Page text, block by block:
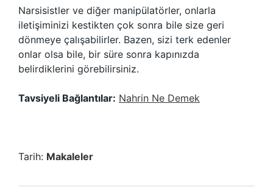
Narsisistler ve diğer manipülatörler, onlarla
iletişiminizi kestikten çok sonra bile size geri
dönmeye çalışabilirler. Bazen, sizi terk edenler
onlar olsa bile, bir süre sonra kapınızda
belirdiklerini görebilirsiniz.
Tavsiyeli Bağlantılar: Nahrin Ne Demek
Tarih: Makaleler